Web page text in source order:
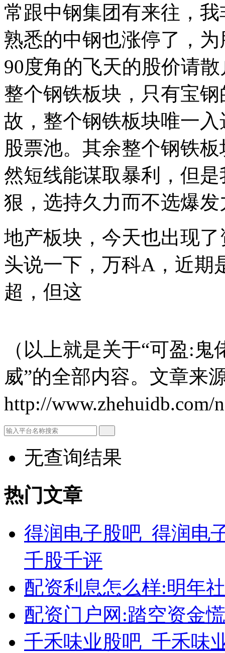
常跟中钢集团有来往，
熟悉的中钢也涨停了，
90度角的飞天的股价请
整个钢铁板块，只有宝
故，整个钢铁板块唯一
股票池。其余整个钢铁
然短线能谋取暴利，但
狠，选持久力而不选爆发
地产板块，今天也出现
头说一下，万科A，近期
超，但这
（以上就是关于“可盈:
威”的全部内容。文章来
http://www.zhehuidb.com/
无查询结果
热门文章
得润电子股吧_得润电
千股千评
配资利息怎么样:明年
配资门户网:踏空资金
千禾味业股吧_千禾味